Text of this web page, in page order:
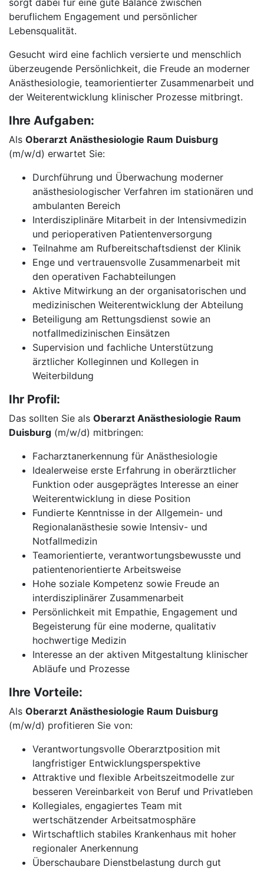
sorgt dabei für eine gute Balance zwischen
beruflichem Engagement und persönlicher
Lebensqualität.
Gesucht wird eine fachlich versierte und menschlich
überzeugende Persönlichkeit, die Freude an moderner
Anästhesiologie, teamorientierter Zusammenarbeit und
der Weiterentwicklung klinischer Prozesse mitbringt.
Ihre Aufgaben:
Als Oberarzt Anästhesiologie Raum Duisburg
(m/w/d) erwartet Sie:
Durchführung und Überwachung moderner
anästhesiologischer Verfahren im stationären und
ambulanten Bereich
Interdisziplinäre Mitarbeit in der Intensivmedizin
und perioperativen Patientenversorgung
Teilnahme am Rufbereitschaftsdienst der Klinik
Enge und vertrauensvolle Zusammenarbeit mit
den operativen Fachabteilungen
Aktive Mitwirkung an der organisatorischen und
medizinischen Weiterentwicklung der Abteilung
Beteiligung am Rettungsdienst sowie an
notfallmedizinischen Einsätzen
Supervision und fachliche Unterstützung
ärztlicher Kolleginnen und Kollegen in
Weiterbildung
Ihr Profil:
Das sollten Sie als Oberarzt Anästhesiologie Raum
Duisburg (m/w/d) mitbringen:
Facharztanerkennung für Anästhesiologie
Idealerweise erste Erfahrung in oberärztlicher
Funktion oder ausgeprägtes Interesse an einer
Weiterentwicklung in diese Position
Fundierte Kenntnisse in der Allgemein- und
Regionalanästhesie sowie Intensiv- und
Notfallmedizin
Teamorientierte, verantwortungsbewusste und
patientenorientierte Arbeitsweise
Hohe soziale Kompetenz sowie Freude an
interdisziplinärer Zusammenarbeit
Persönlichkeit mit Empathie, Engagement und
Begeisterung für eine moderne, qualitativ
hochwertige Medizin
Interesse an der aktiven Mitgestaltung klinischer
Abläufe und Prozesse
Ihre Vorteile:
Als Oberarzt Anästhesiologie Raum Duisburg
(m/w/d) profitieren Sie von:
Verantwortungsvolle Oberarztposition mit
langfristiger Entwicklungsperspektive
Attraktive und flexible Arbeitszeitmodelle zur
besseren Vereinbarkeit von Beruf und Privatleben
Kollegiales, engagiertes Team mit
wertschätzender Arbeitsatmosphäre
Wirtschaftlich stabiles Krankenhaus mit hoher
regionaler Anerkennung
Überschaubare Dienstbelastung durch gut